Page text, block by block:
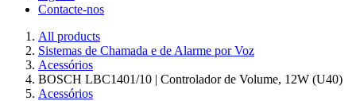
Contacte-nos
All products
Sistemas de Chamada e de Alarme por Voz
Acessórios
BOSCH LBC1401/10 | Controlador de Volume, 12W (U40)
Acessórios